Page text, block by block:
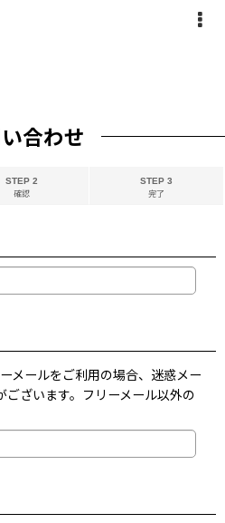
合わせ
STEP 2
確認
STEP 3
完了
ールをご利用の場合、迷惑メー
ございます。フリーメール以外の